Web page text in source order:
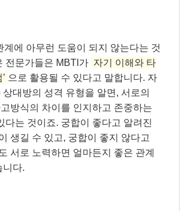
계에 아무런 도움이 되지 않는다는 것
전문가들은 MBTI가 자기 이해와 타
으로 활용될 수 있다고 말합니다. 자
대방의 성격 유형을 알면, 서로의
방식의 차이를 인지하고 존중하는
다는 것이죠. 궁합이 좋다고 알려진
생길 수 있고, 궁합이 좋지 않다고
서로 노력하면 얼마든지 좋은 관계
니다.